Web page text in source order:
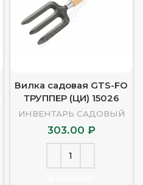
Вилка садовая GTS-FO
ТРУППЕР (ЦИ) 15026
ИНВЕНТАРЬ САДОВЫЙ
303.00 ₽